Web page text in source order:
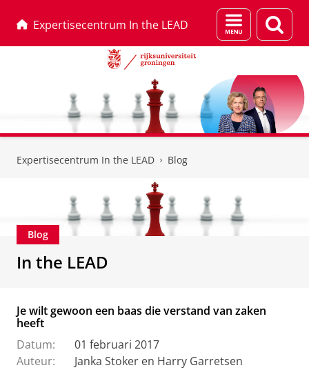
Expertisecentrum In the LEAD
Menu
en
Expertisecentrum In the LEAD Blog
Blog
In the LEAD
Je wilt gewoon een baas die verstand van zaken
heeft
Datum:
01 februari 2017
Auteur:
Janka Stoker en Harry Garretsen